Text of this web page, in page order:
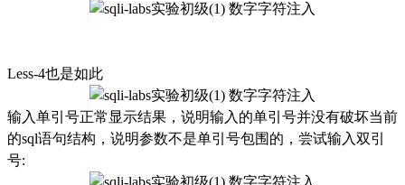
Less-4也是如此
输入单引号正常显示结果，说明输入的单引号并没有破坏当前
的sql语句结构，说明参数不是单引号包围的，尝试输入双引
号: